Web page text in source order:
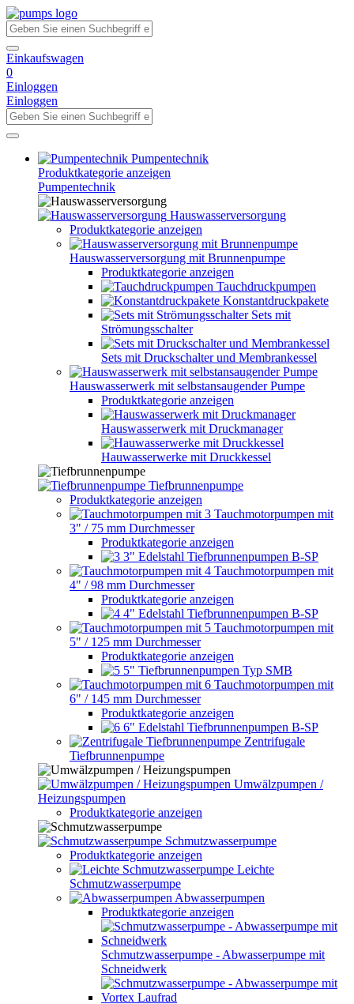
Einkaufswagen
0
Einloggen
Einloggen
Pumpentechnik
Produktkategorie anzeigen
Pumpentechnik
Hauswasserversorgung
Produktkategorie anzeigen
Hauswasserversorgung mit Brunnenpumpe
Produktkategorie anzeigen
Tauchdruckpumpen
Konstantdruckpakete
Sets mit
Strömungsschalter
Sets mit Druckschalter und Membrankessel
Hauswasserwerk mit selbstansaugender Pumpe
Produktkategorie anzeigen
Hauswasserwerk mit Druckmanager
Hauwasserwerke mit Druckkessel
Tiefbrunnenpumpe
Produktkategorie anzeigen
Tauchmotorpumpen mit
3" / 75 mm Durchmesser
Produktkategorie anzeigen
3" Edelstahl Tiefbrunnenpumpen B-SP
Tauchmotorpumpen mit
4" / 98 mm Durchmesser
Produktkategorie anzeigen
4" Edelstahl Tiefbrunnenpumpen B-SP
Tauchmotorpumpen mit
5" / 125 mm Durchmesser
Produktkategorie anzeigen
5" Tiefbrunnenpumpen Typ SMB
Tauchmotorpumpen mit
6" / 145 mm Durchmesser
Produktkategorie anzeigen
6" Edelstahl Tiefbrunnenpumpen B-SP
Zentrifugale
Tiefbrunnenpumpe
Umwälzpumpen /
Heizungspumpen
Produktkategorie anzeigen
Schmutzwasserpumpe
Produktkategorie anzeigen
Leichte
Schmutzwasserpumpe
Abwasserpumpen
Produktkategorie anzeigen
Schmutzwasserpumpe - Abwasserpumpe mit
Schneidwerk